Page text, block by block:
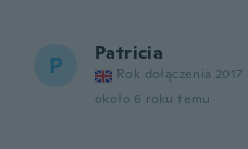
P Patricia
Rok dołączenia 2017
około 6 roku temu